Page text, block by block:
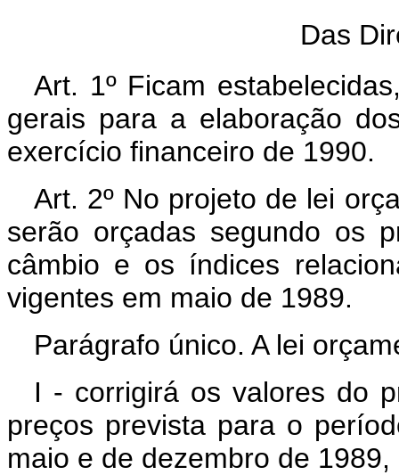
Das
Art. 1º Ficam
gerais para a elaboração
exercício financeiro de 1990.
Art. 2º No projeto de lei
serão orçadas segundo os
câmbio e os índices
vigentes em maio de 1989.
Parágrafo único. A lei
I - corrigirá os valores do
preços prevista para o
maio e de dezembro de